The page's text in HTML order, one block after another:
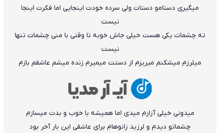
میگیری دستامو دستات ولی سرده خودت اینجایی اما فکرت اینجا
نیست
ته چشمات یکی هست خیلی جاش خوبه تا وقتی با منی چشمات تنها
نیست
میلرزم میشکنم میریزم از دستت میمیرم زنده میشم عاشقم بازم
میدونی خیلی آزارم میدی اما همیشه با خوب و بدت میسازم
چشماتو دیدم و لرزید زانوهام برای عاشقی این بار آخر بود